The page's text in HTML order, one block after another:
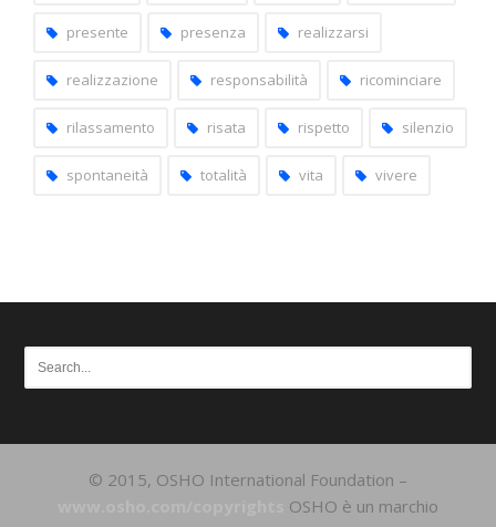
presente presenza realizzarsi
realizzazione responsabilità ricominciare
rilassamento risata rispetto silenzio
spontaneità totalità vita vivere
© 2015, OSHO International Foundation –
OSHO è un marchio